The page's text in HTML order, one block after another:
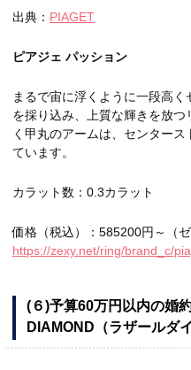
出典： PIAGET
ピアジェ パッション
まるで宙に浮くように一段高
を採り込み、上質な輝きを放
く甲丸のアームは、センター
ています。
カラット数：0.3カラット
価格（税込）：585200円～（
https://zexy.net/ring/brand_c/
(６)予算60万円以内の婚
DIAMOND（ラザールダ